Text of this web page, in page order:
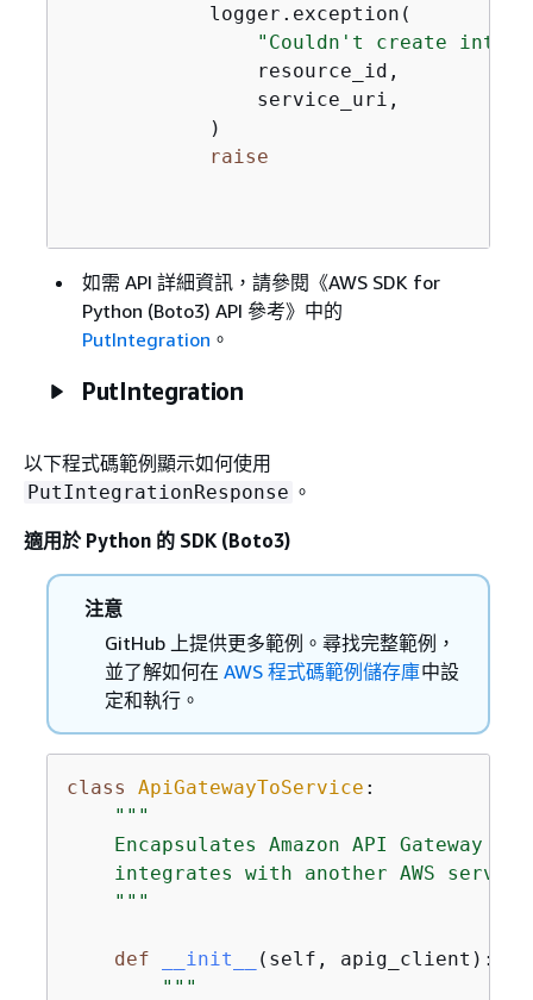
            logger.exception(
"Couldn't create
                resource_id,
                service_uri,
            )
raise
如需 API 詳細資訊，請參閱《AWS SDK for
Python (Boto3) API 參考》 中的
PutIntegration 。
PutIntegration
以下程式碼範例顯示如何使用
PutIntegrationResponse 。
適用於 Python 的 SDK (Boto3)
注意
GitHub 上提供更多範例。尋找完整範例，
並了解如何在 AWS 程式碼範例儲存庫中設
定和執行。
class ApiGatewayToService :
"""
Encapsulates Amazon API Gateway
integrates with another AWS
    """
def __init__ ( self, apig_client ):
"""